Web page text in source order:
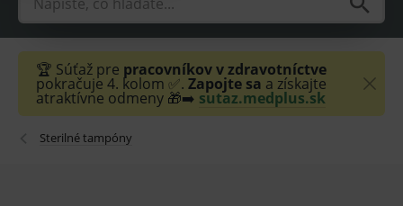
🏆 Súťaž pre pracovníkov v zdravotníctve
pokračuje 4. kolom ✅. Zapojte sa a získajte
atraktívne odmeny 🎁➡️ sutaz.medplus.sk
Sterilné tampóny